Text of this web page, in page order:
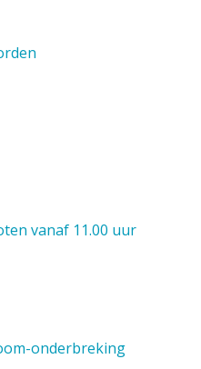
vanaf 11.00 uur
onderbreking